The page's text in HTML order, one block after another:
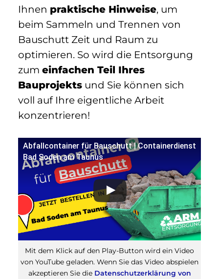
Ihnen praktische Hinweise, um
beim Sammeln und Trennen von
Bauschutt Zeit und Raum zu
optimieren. So wird die Entsorgung
zum einfachen Teil Ihres
Bauprojekts und Sie können sich
voll auf Ihre eigentliche Arbeit
konzentrieren!
Abfallcontainer für Bauschutt | Containerdienst
Bad Soden am Taunus
Mit dem Klick auf den Play-Button wird ein Video
von YouTube geladen. Wenn Sie das Video abspielen
akzeptieren Sie die Datenschutzerklärung von